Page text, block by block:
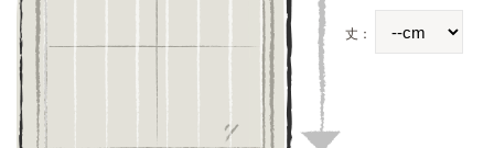
丈：